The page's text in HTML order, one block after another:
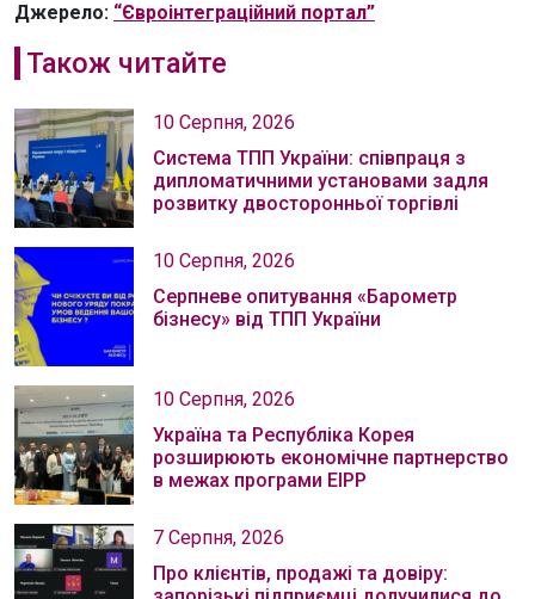
Джерело: “Євроінтеграційний портал”
Також читайте
10 Серпня, 2026
Система ТПП України: співпраця з
дипломатичними установами задля
розвитку двосторонньої торгівлі
10 Серпня, 2026
Серпневе опитування «Барометр
бізнесу» від ТПП України
10 Серпня, 2026
Україна та Республіка Корея
розширюють економічне партнерство
в межах програми EIPP
7 Серпня, 2026
Про клієнтів, продажі та довіру: